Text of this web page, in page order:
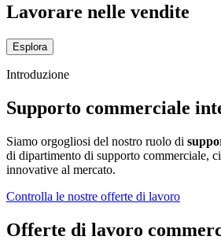
Lavorare nelle vendite
Esplora
Introduzione
Supporto commerciale
Siamo orgogliosi del nostro ruolo di
di dipartimento di supporto commerciale,
innovative al mercato.
Controlla le nostre offerte di lavoro
Offerte di lavoro